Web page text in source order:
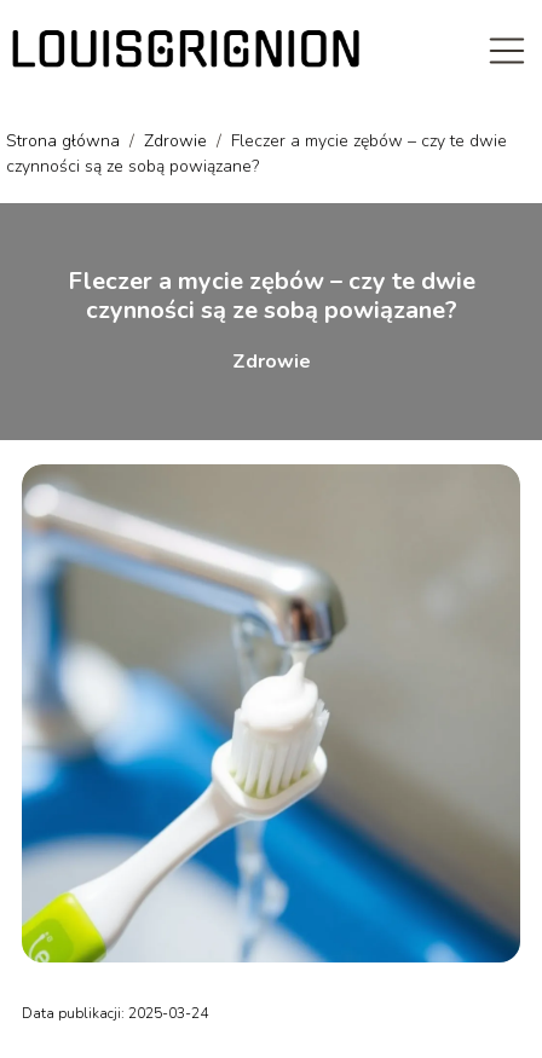
Strona główna / Zdrowie / Fleczer a mycie zębów – czy te dwie
czynności są ze sobą powiązane?
Fleczer a mycie zębów – czy te dwie
czynności są ze sobą powiązane?
Zdrowie
Data publikacji: 2025-03-24